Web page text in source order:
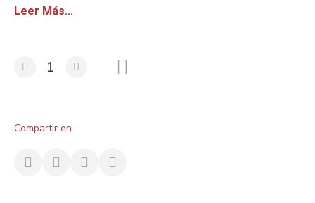
europeo certificado. Disponible con factura sin IVA para
Leer Más...
Compartir en